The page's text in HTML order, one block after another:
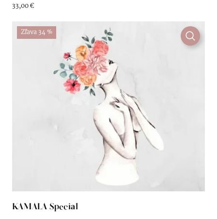
33,00€
Zľava 34 %
KAMALA Special